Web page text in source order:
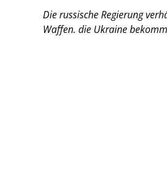
Die russische Regierung
Waffen. die Ukraine